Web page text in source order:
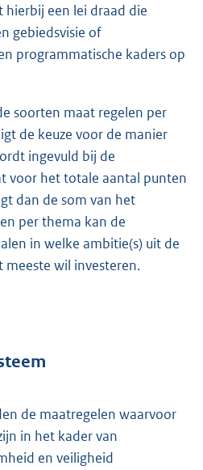
een lei draad die
gebiedsvisie of
programmatische kaders op
soorten maat regelen per
de keuze voor de manier
ingevuld bij de
voor het totale aantal punten
dan de som van het
per thema kan de
in welke ambitie(s) uit de
meeste wil investeren.
de maatregelen waarvoor
in het kader van
en veiligheid